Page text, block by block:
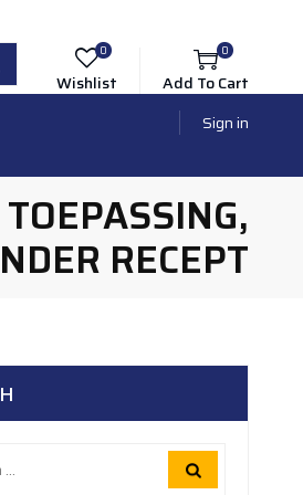
Add To Cart
0
Wishlist
0
Sign in
RECEPT